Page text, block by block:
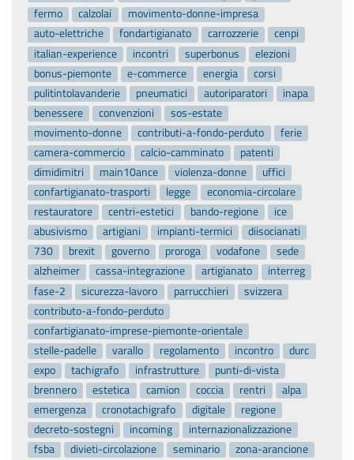
fermo
calzolai
movimento-donne-impresa
auto-elettriche
fondartigianato carrozzerie
cenpi
italian-experience
incontri superbonus
elezioni
bonus-piemonte
e-commerce energia
corsi
pulitintolavanderie
pneumatici autoriparatori
inapa
benessere
convenzioni
sos-estate
movimento-donne
contributi-a-fondo-perduto
ferie
camera-commercio
calcio-camminato
patenti
dimidimitri
main10ance violenza-donne
uffici
confartigianato-trasporti
legge
economia-circolare
restauratore
centri-estetici bando-regione
ice
abusivismo
artigiani impianti-termici
diisocianati
730
brexit governo proroga vodafone
sede
alzheimer
cassa-integrazione artigianato
interreg
fase-2
sicurezza-lavoro parrucchieri
svizzera
contributo-a-fondo-perduto
confartigianato-imprese-piemonte-orientale
stelle-padelle
varallo regolamento incontro
durc
expo
tachigrafo infrastrutture
punti-di-vista
brennero
estetica camion coccia rentri
alpa
emergenza
cronotachigrafo digitale
regione
decreto-sostegni
incoming
internazionalizzazione
fsba
divieti-circolazione seminario
zona-arancione